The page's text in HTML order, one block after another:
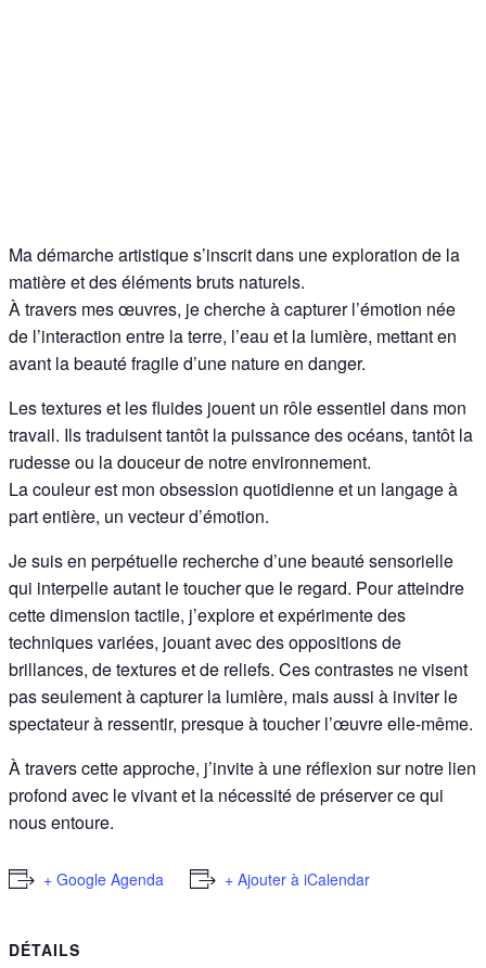
Ma démarche artistique s’inscrit dans une exploration de la
matière et des éléments bruts naturels.
À travers mes œuvres, je cherche à capturer l’émotion née
de l’interaction entre la terre, l’eau et la lumière, mettant en
avant la beauté fragile d’une nature en danger.
Les textures et les fluides jouent un rôle essentiel dans mon
travail. Ils traduisent tantôt la puissance des océans, tantôt la
rudesse ou la douceur de notre environnement.
La couleur est mon obsession quotidienne et un langage à
part entière, un vecteur d’émotion.
Je suis en perpétuelle recherche d’une beauté sensorielle
qui interpelle autant le toucher que le regard. Pour atteindre
cette dimension tactile, j’explore et expérimente des
techniques variées, jouant avec des oppositions de
brillances, de textures et de reliefs. Ces contrastes ne visent
pas seulement à capturer la lumière, mais aussi à inviter le
spectateur à ressentir, presque à toucher l’œuvre elle-même.
À travers cette approche, j’invite à une réflexion sur notre lien
profond avec le vivant et la nécessité de préserver ce qui
nous entoure.
+ Google Agenda + Ajouter à iCalendar
DÉTAILS